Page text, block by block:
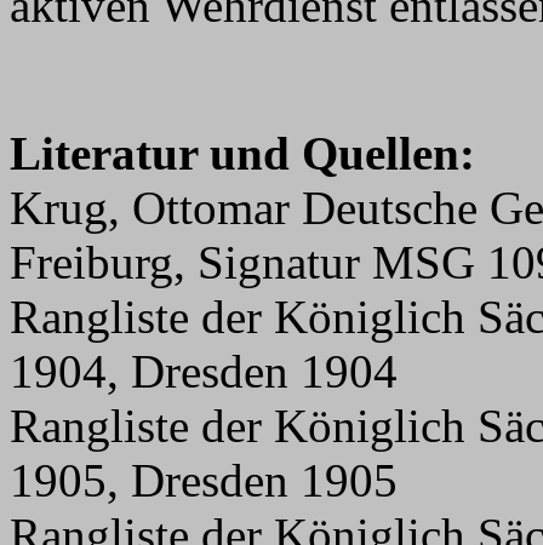
Literatur und Quellen:
Krug, Ottomar Deutsche
Freiburg, Signatur MSG
Rangliste der Königlich
1904, Dresden 1904
Rangliste der Königlich
1905, Dresden 1905